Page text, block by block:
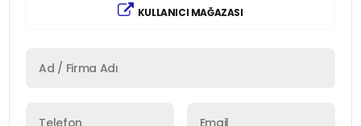
KULLANICI MAĞAZASI